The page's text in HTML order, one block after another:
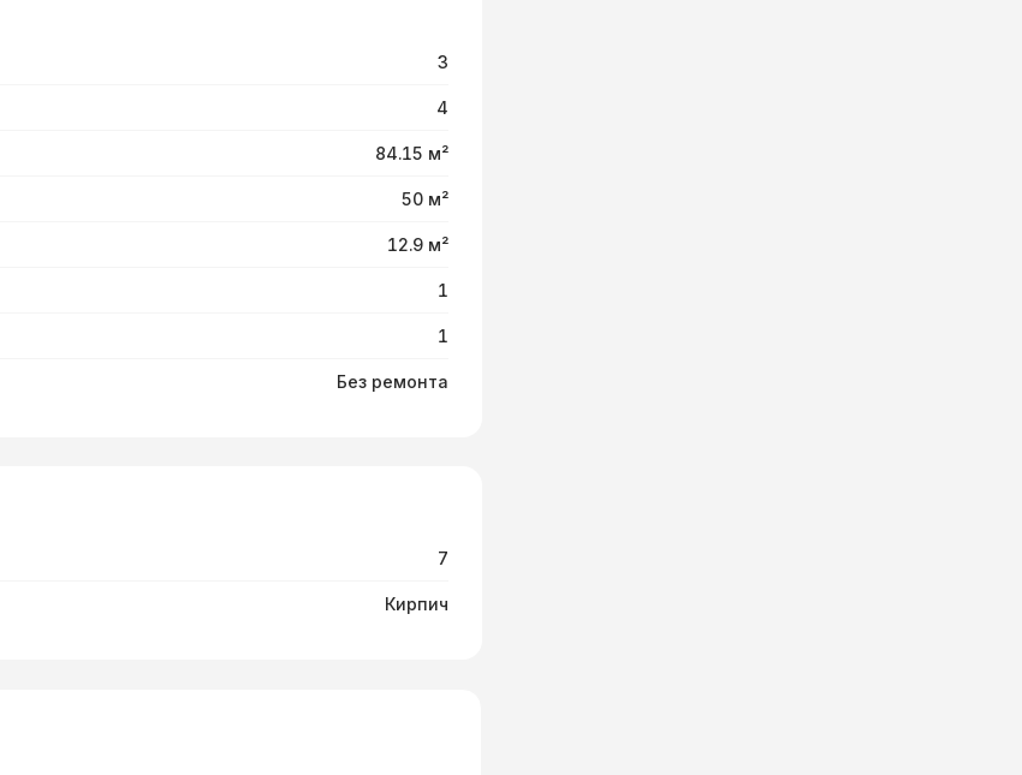
3
4
84.15 м²
50 м²
12.9 м²
1
1
Без ремонта
7
Кирпич